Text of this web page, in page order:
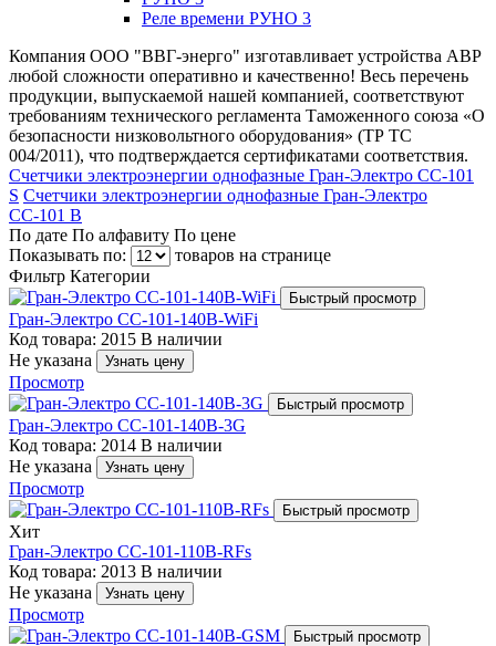
Реле времени РУНО 3
Компания ООО "ВВГ-энерго" изготавливает устройства АВР
любой сложности оперативно и качественно! Весь перечень
продукции, выпускаемой нашей компанией, соответствуют
требованиям технического регламента Таможенного союза «О
безопасности низковольтного оборудования» (ТР ТС
004/2011), что подтверждается сертификатами соответствия.
Счетчики электроэнергии однофазные Гран-Электро СС-101
S Счетчики электроэнергии однофазные Гран-Электро
СС-101 B
По дате По алфавиту По цене
Показывать по:
товаров на странице
Фильтр Категории
Быстрый просмотр
Гран-Электро СС-101-140В-WiFi
Код товара: 2015 В наличии
Не указана
Узнать цену
Просмотр
Быстрый просмотр
Гран-Электро СС-101-140В-3G
Код товара: 2014 В наличии
Не указана
Узнать цену
Просмотр
Быстрый просмотр
Хит
Гран-Электро СС-101-110B-RFs
Код товара: 2013 В наличии
Не указана
Узнать цену
Просмотр
Быстрый просмотр